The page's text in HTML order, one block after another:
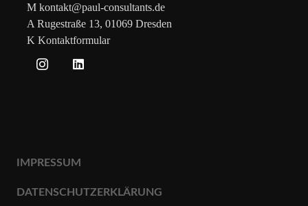
M kontakt@paul-consultants.de
A Rugestraße 13, 01069 Dresden
K Kontaktformular
IMPRESSUM
DATENSCHUTZERKLÄRUNG